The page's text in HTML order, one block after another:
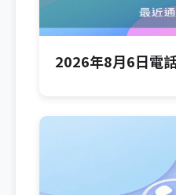
2026年8月6日電